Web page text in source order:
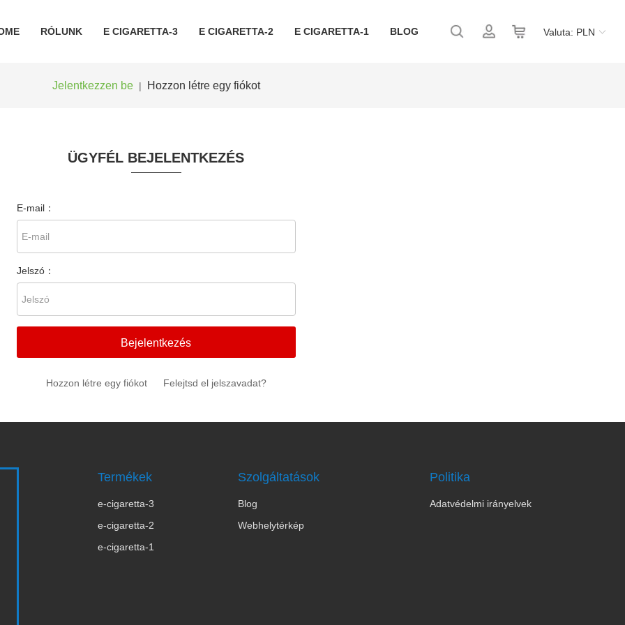
Valuta: PLN
RÓLUNK E CIGARETTA-3 E CIGARETTA-2 E CIGARETTA-1 BLOG
Jelentkezzen be | Hozzon létre egy fiókot
ÜGYFÉL BEJELENTKEZÉS
E-mail：
Jelszó：
Bejelentkezés
Hozzon létre egy fiókot Felejtsd el jelszavadat?
Termékek
e-cigaretta-3
e-cigaretta-2
e-cigaretta-1
Szolgáltatások
Blog
Webhelytérkép
Politika
Adatvédelmi irányelvek